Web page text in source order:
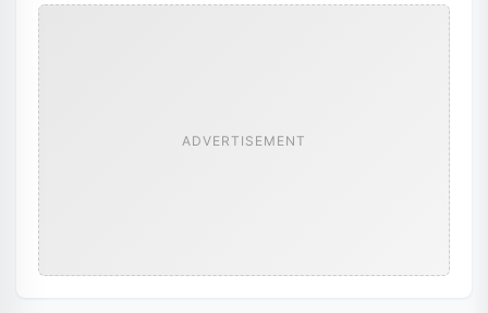
ADVERTISEMENT